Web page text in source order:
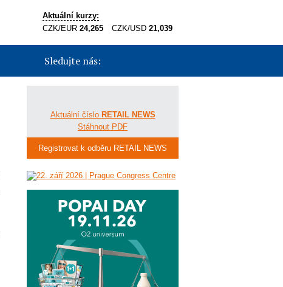
Aktuální kurzy:
CZK/EUR 24,265 CZK/USD 21,039
Sledujte nás:
Aktuální číslo RETAIL NEWS
Stáhnout PDF
Registrovat k odběru RETAIL NEWS